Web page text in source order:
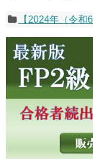
【2024年（令